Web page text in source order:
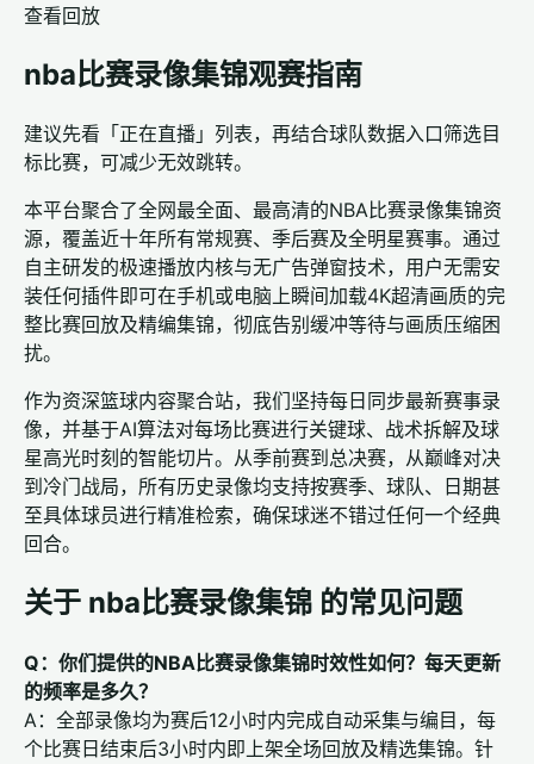
查看回放
nba比赛录像集锦观赛指南
建议先看「正在直播」列表，再结合球队数据入口筛选目
标比赛，可减少无效跳转。
本平台聚合了全网最全面、最高清的NBA比赛录像集锦资
源，覆盖近十年所有常规赛、季后赛及全明星赛事。通过
自主研发的极速播放内核与无广告弹窗技术，用户无需安
装任何插件即可在手机或电脑上瞬间加载4K超清画质的完
整比赛回放及精编集锦，彻底告别缓冲等待与画质压缩困
扰。
作为资深篮球内容聚合站，我们坚持每日同步最新赛事录
像，并基于AI算法对每场比赛进行关键球、战术拆解及球
星高光时刻的智能切片。从季前赛到总决赛，从巅峰对决
到冷门战局，所有历史录像均支持按赛季、球队、日期甚
至具体球员进行精准检索，确保球迷不错过任何一个经典
回合。
关于 nba比赛录像集锦 的常见问题
Q：你们提供的NBA比赛录像集锦时效性如何？每天更新
的频率是多久？
A：全部录像均为赛后12小时内完成自动采集与编目，每
个比赛日结束后3小时内即上架全场回放及精选集锦。针